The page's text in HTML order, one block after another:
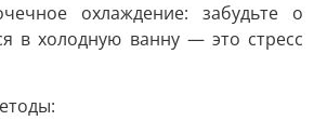
охлаждение: забудьте о
в холодную ванну — это стресс